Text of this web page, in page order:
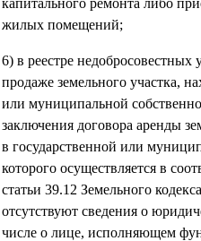
жилых помещений;
6) в реестре недобросовестных
продаже земельного участка,
или муниципальной
заключения договора аренды
в государственной или
которого осуществляется в
статьи 39.12 Земельного
отсутствуют сведения о
числе о лице, исполняющем